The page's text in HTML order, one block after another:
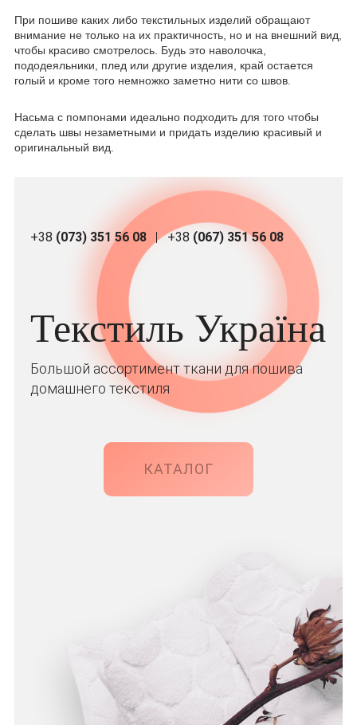
При пошиве каких либо текстильных изделий обращают
внимание не только на их практичность, но и на внешний вид,
чтобы красиво смотрелось. Будь это наволочка,
пододеяльники, плед или другие изделия, край остается
голый и кроме того немножко заметно нити со швов.
Насьма с помпонами идеально подходить для того чтобы
сделать швы незаметными и придать изделию красивый и
оригинальный вид.
+38 (073) 351 56 08 +38 (067) 351 56 08
Текстиль Україна
Большой ассортимент ткани для пошива
домашнего текстиля
КАТАЛОГ